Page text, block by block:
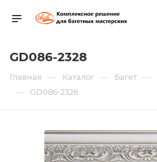
GD086-2328
Главная — Каталог — Багет —
— GD086-2328